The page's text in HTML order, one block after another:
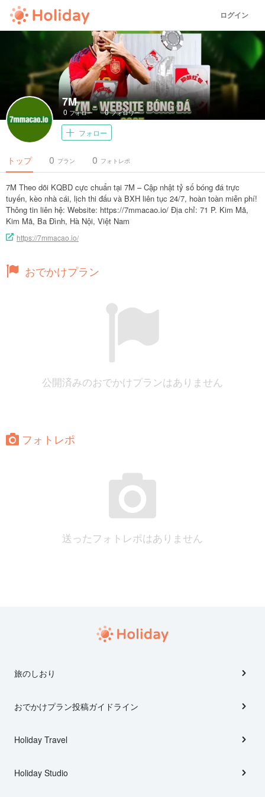
ログイン
7M
0 フォロー 0フォロワー
フォロー
トップ プラン
0 フォトレポ
0
7M Theo dõi KQBD cực chuẩn tại 7M – Cập nhật tỷ số bóng đá trực
tuyến, kèo nhà cái, lịch thi đấu và BXH liên tục 24/7, hoàn toàn miễn phí!
Thông tin liên hệ: Website: https://7mmacao.io/ Địa chỉ: 71 P. Kim Mã,
Kim Mã, Ba Đình, Hà Nội, Việt Nam
https://7mmacao.io/
おでかけプラン
公開済みのおでかけプランはありません
フォトレポ
送ったフォトレポはありません
旅のしおり
おでかけプラン投稿ガイドライン
Holiday Travel
Holiday Studio